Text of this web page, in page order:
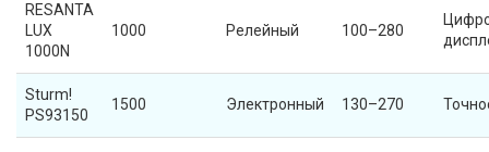
RESANTA
LUX
1000N
1000 Релейный 100–280
Sturm!
PS93150
1500 Электронный 130–270